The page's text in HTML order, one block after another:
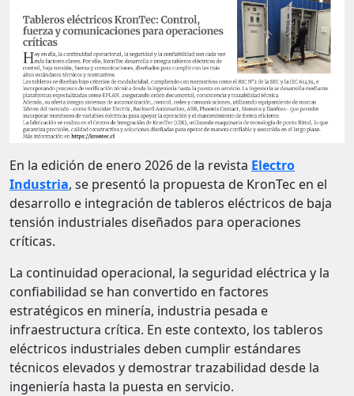
En la edición de enero 2026 de la revista Electro
Industria, se presentó la propuesta de KronTec en el
desarrollo e integración de tableros eléctricos de baja
tensión industriales diseñados para operaciones
críticas.
La continuidad operacional, la seguridad eléctrica y la
confiabilidad se han convertido en factores
estratégicos en minería, industria pesada e
infraestructura crítica. En este contexto, los tableros
eléctricos industriales deben cumplir estándares
técnicos elevados y demostrar trazabilidad desde la
ingeniería hasta la puesta en servicio.